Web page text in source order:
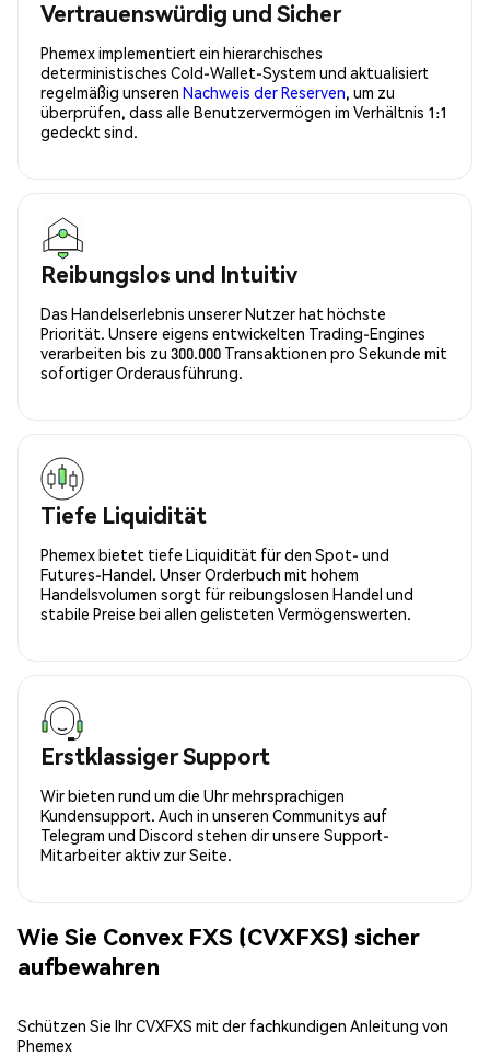
Vertrauenswürdig und Sicher
Phemex implementiert ein hierarchisches
deterministisches Cold-Wallet-System und aktualisiert
regelmäßig unseren Nachweis der Reserven, um zu
überprüfen, dass alle Benutzervermögen im Verhältnis 1:1
gedeckt sind.
Reibungslos und Intuitiv
Das Handelserlebnis unserer Nutzer hat höchste
Priorität. Unsere eigens entwickelten Trading-Engines
verarbeiten bis zu 300.000 Transaktionen pro Sekunde mit
sofortiger Orderausführung.
Tiefe Liquidität
Phemex bietet tiefe Liquidität für den Spot- und
Futures-Handel. Unser Orderbuch mit hohem
Handelsvolumen sorgt für reibungslosen Handel und
stabile Preise bei allen gelisteten Vermögenswerten.
Erstklassiger Support
Wir bieten rund um die Uhr mehrsprachigen
Kundensupport. Auch in unseren Communitys auf
Telegram und Discord stehen dir unsere Support-
Mitarbeiter aktiv zur Seite.
Wie Sie Convex FXS (CVXFXS) sicher
aufbewahren
Schützen Sie Ihr CVXFXS mit der fachkundigen Anleitung von
Phemex